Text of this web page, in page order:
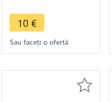
> Make Offer
10 €
Sau faceți o ofertă